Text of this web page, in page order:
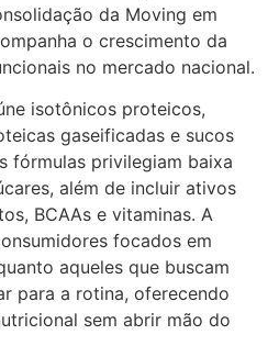
da Moving em
o crescimento da
no mercado nacional.
isotônicos proteicos,
gaseificadas e sucos
fórmulas privilegiam baixa
além de incluir ativos
BCAAs e vitaminas. A
focados em
aqueles que buscam
para a rotina, oferecendo
sem abrir mão do